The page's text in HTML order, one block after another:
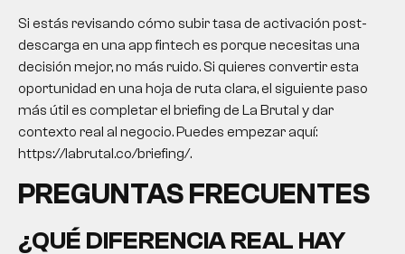
Si estás revisando cómo subir tasa de activación post-
descarga en una app fintech es porque necesitas una
decisión mejor, no más ruido. Si quieres convertir esta
oportunidad en una hoja de ruta clara, el siguiente paso
más útil es completar el briefing de La Brutal y dar
contexto real al negocio. Puedes empezar aquí:
https://labrutal.co/briefing/.
PREGUNTAS FRECUENTES
¿QUÉ DIFERENCIA REAL HAY